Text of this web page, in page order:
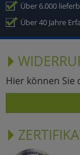
Über 6.000
Über 40 Jahre
Hier können Sie